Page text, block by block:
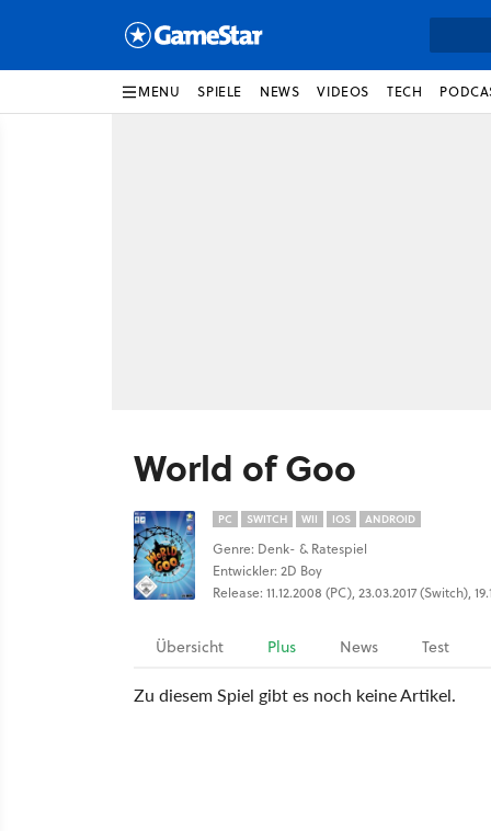
MENU SPIELE NEWS VIDEOS TECH
World of Goo
PC SWITCH WII IOS ANDROID
Genre: Denk- & Ratespiel
Entwickler: 2D Boy
Release: 11.12.2008 (PC), 23.03.2017 (Switch),
Übersicht Plus News Test
Zu diesem Spiel gibt es noch keine Artikel.